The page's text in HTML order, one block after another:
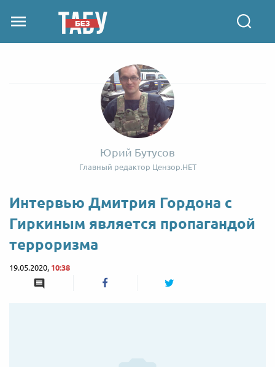
Юрий Бутусов
Главный редактор Цензор.НЕТ
Интервью Дмитрия Гордона c
Гиркиным является пропагандой
терроризма
19.05.2020, 10:38